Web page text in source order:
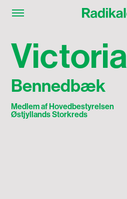
Victoria
Bennedbæk
Medlem af Hovedbestyrelsen
Østjyllands Storkreds